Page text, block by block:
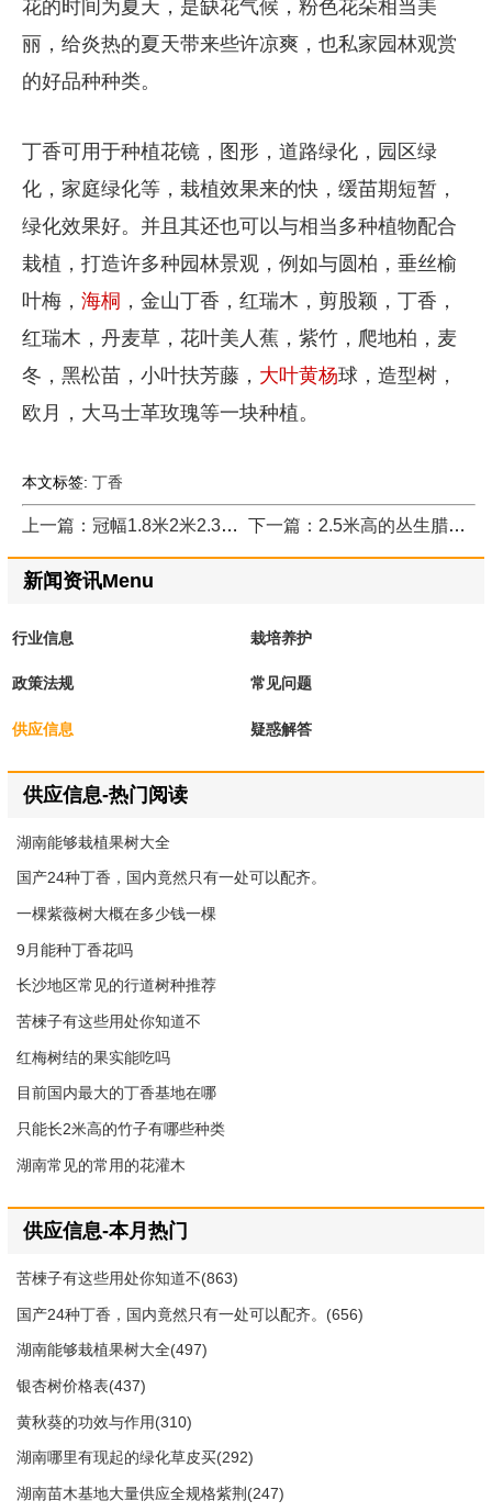
花的时间为夏天，是缺花气候，粉色花朵相当美
丽，给炎热的夏天带来些许凉爽，也私家园林观赏
的好品种种类。
丁香可用于种植花镜，图形，道路绿化，园区绿
化，家庭绿化等，栽植效果来的快，缓苗期短暂，
绿化效果好。并且其还也可以与相当多种植物配合
栽植，打造许多种园林景观，例如与圆柏，垂丝榆
叶梅， 海桐 ，金山丁香，红瑞木，剪股颖，丁香，
红瑞木，丹麦草，花叶美人蕉，紫竹，爬地柏，麦
冬，黑松苗，小叶扶芳藤， 大叶黄杨球，造型树，
欧月，大马士革玫瑰等一块种植。
本文标签: 丁香
上一篇：冠幅1.8米2米2.3米大叶黄杨球_苗圃现场 下一篇：2.5米高的丛生腊梅树，它的净身高竟然都赶上姚明的身高了
新闻资讯Menu
行业信息 栽培养护
政策法规 常见问题
供应信息 疑惑解答
供应信息-热门阅读
湖南能够栽植果树大全
国产24种丁香，国内竟然只有一处可以配齐。
一棵紫薇树大概在多少钱一棵
9月能种丁香花吗
长沙地区常见的行道树种推荐
苦楝子有这些用处你知道不
红梅树结的果实能吃吗
目前国内最大的丁香基地在哪
只能长2米高的竹子有哪些种类
湖南常见的常用的花灌木
供应信息-本月热门
苦楝子有这些用处你知道不(863)
国产24种丁香，国内竟然只有一处可以配齐。(656)
湖南能够栽植果树大全(497)
银杏树价格表(437)
黄秋葵的功效与作用(310)
湖南哪里有现起的绿化草皮买(292)
湖南苗木基地大量供应全规格紫荆(247)